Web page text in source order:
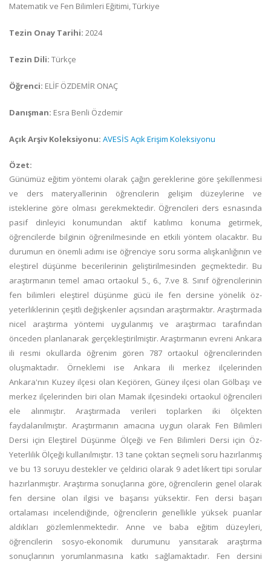
Matematik ve Fen Bilimleri Eğitimi, Türkiye
Tezin Onay Tarihi: 2024
Tezin Dili: Türkçe
Öğrenci: ELİF ÖZDEMİR ONAÇ
Danışman: Esra Benli Özdemir
Açık Arşiv Koleksiyonu: AVESİS Açık Erişim Koleksiyonu
Özet:
Günümüz eğitim yöntemi olarak çağın gereklerine göre şekillenmesi
ve ders materyallerinin öğrencilerin gelişim düzeylerine ve
isteklerine göre olması gerekmektedir. Öğrencileri ders esnasında
pasif dinleyici konumundan aktif katılımcı konuma getirmek,
öğrencilerde bilginin öğrenilmesinde en etkili yöntem olacaktır. Bu
durumun en önemli adımı ise öğrenciye soru sorma alışkanlığının ve
eleştirel düşünme becerilerinin geliştirilmesinden geçmektedir. Bu
araştırmanın temel amacı ortaokul 5., 6., 7.ve 8. Sınıf öğrencilerinin
fen bilimleri eleştirel düşünme gücü ile fen dersine yönelik öz-
yeterliklerinin çeşitli değişkenler açısından araştırmaktır. Araştırmada
nicel araştırma yöntemi uygulanmış ve araştırmacı tarafından
önceden planlanarak gerçekleştirilmiştir. Araştırmanın evreni Ankara
ili resmi okullarda öğrenim gören 787 ortaokul öğrencilerinden
oluşmaktadır. Örneklemi ise Ankara ili merkez ilçelerinden
Ankara'nın Kuzey ilçesi olan Keçiören, Güney ilçesi olan Gölbaşı ve
merkez ilçelerinden biri olan Mamak ilçesindeki ortaokul öğrencileri
ele alınmıştır. Araştırmada verileri toplarken iki ölçekten
faydalanılmıştır. Araştırmanın amacına uygun olarak Fen Bilimleri
Dersi için Eleştirel Düşünme Ölçeği ve Fen Bilimleri Dersi için Öz-
Yeterlilik Ölçeği kullanılmıştır. 13 tane çoktan seçmeli soru hazırlanmış
ve bu 13 soruyu destekler ve çeldirici olarak 9 adet likert tipi sorular
hazırlanmıştır. Araştırma sonuçlarına göre, öğrencilerin genel olarak
fen dersine olan ilgisi ve başarısı yüksektir. Fen dersi başarı
ortalaması incelendiğinde, öğrencilerin genellikle yüksek puanlar
aldıkları gözlemlenmektedir. Anne ve baba eğitim düzeyleri,
öğrencilerin sosyo-ekonomik durumunu yansıtarak araştırma
sonuçlarının yorumlanmasına katkı sağlamaktadır. Fen dersini